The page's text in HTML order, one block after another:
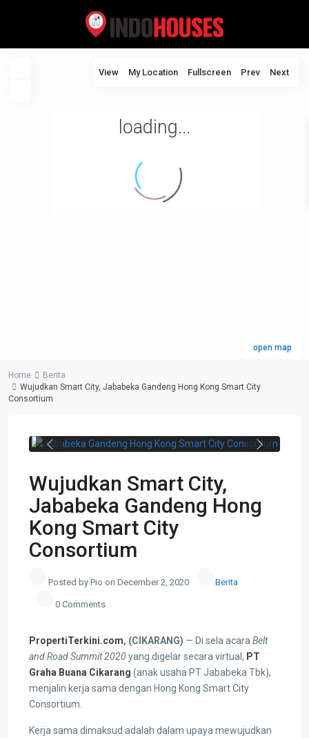
loading...
open map
View My Location Fullscreen Prev Next
Home
Berita
Wujudkan Smart City, Jababeka Gandeng Hong Kong Smart City
Consortium
Previous Next
Wujudkan Smart City,
Jababeka Gandeng Hong
Kong Smart City
Consortium
Posted by Pio on December 2, 2020 Berita
0 Comments
PropertiTerkini.com, (CIKARANG) — Di sela acara Belt
and Road Summit 2020yang digelar secara virtual, PT
Graha Buana Cikarang (anak usaha PT Jababeka Tbk),
menjalin kerja sama dengan Hong Kong Smart City
Consortium.
Kerja sama dimaksud adalah dalam upaya mewujudkan